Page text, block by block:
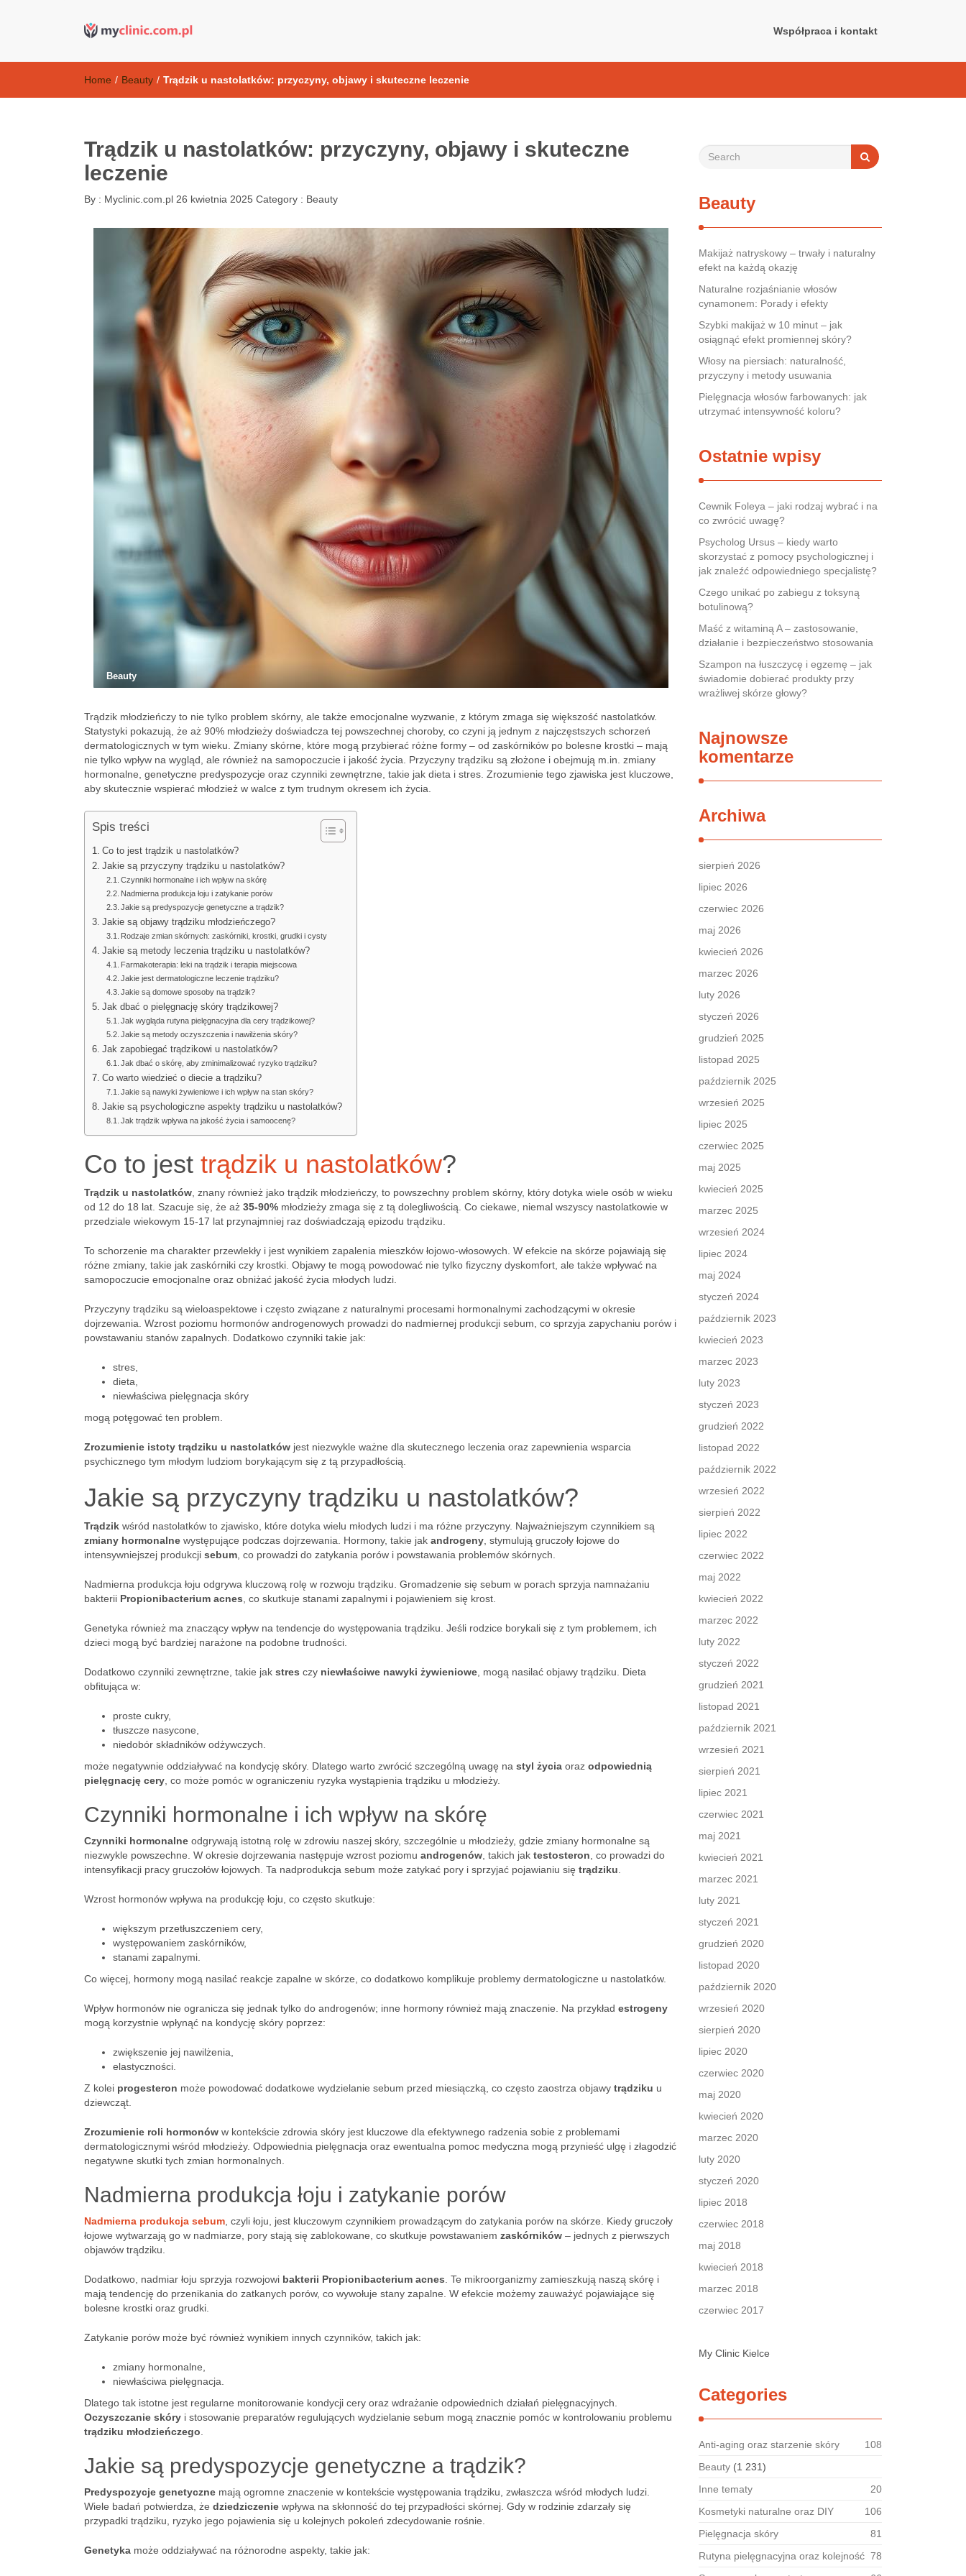
Współpraca i kontakt
Home / Beauty / Trądzik u nastolatków: przyczyny, objawy i skuteczne leczenie
Trądzik u nastolatków: przyczyny, objawy i skuteczne
leczenie
By : Myclinic.com.pl 26 kwietnia 2025 Category : Beauty
Beauty
Trądzik młodzieńczy to nie tylko problem skórny, ale także emocjonalne wyzwanie, z którym zmaga się większość nastolatków.
Statystyki pokazują, że aż 90% młodzieży doświadcza tej powszechnej choroby, co czyni ją jednym z najczęstszych schorzeń
dermatologicznych w tym wieku. Zmiany skórne, które mogą przybierać różne formy – od zaskórników po bolesne krostki – mają
nie tylko wpływ na wygląd, ale również na samopoczucie i jakość życia. Przyczyny trądziku są złożone i obejmują m.in. zmiany
hormonalne, genetyczne predyspozycje oraz czynniki zewnętrzne, takie jak dieta i stres. Zrozumienie tego zjawiska jest kluczowe,
aby skutecznie wspierać młodzież w walce z tym trudnym okresem ich życia.
Spis treści
Co to jest trądzik u nastolatków?
Jakie są przyczyny trądziku u nastolatków?
Czynniki hormonalne i ich wpływ na skórę
Nadmierna produkcja łoju i zatykanie porów
Jakie są predyspozycje genetyczne a trądzik?
Jakie są objawy trądziku młodzieńczego?
Rodzaje zmian skórnych: zaskórniki, krostki, grudki i cysty
Jakie są metody leczenia trądziku u nastolatków?
Farmakoterapia: leki na trądzik i terapia miejscowa
Jakie jest dermatologiczne leczenie trądziku?
Jakie są domowe sposoby na trądzik?
Jak dbać o pielęgnację skóry trądzikowej?
Jak wygląda rutyna pielęgnacyjna dla cery trądzikowej?
Jakie są metody oczyszczenia i nawilżenia skóry?
Jak zapobiegać trądzikowi u nastolatków?
Jak dbać o skórę, aby zminimalizować ryzyko trądziku?
Co warto wiedzieć o diecie a trądziku?
Jakie są nawyki żywieniowe i ich wpływ na stan skóry?
Jakie są psychologiczne aspekty trądziku u nastolatków?
Jak trądzik wpływa na jakość życia i samoocenę?
Co to jest trądzik u nastolatków?
Trądzik u nastolatków , znany również jako trądzik młodzieńczy, to powszechny problem skórny, który dotyka wiele osób w wieku
od 12 do 18 lat. Szacuje się, że aż 35-90% młodzieży zmaga się z tą dolegliwością. Co ciekawe, niemal wszyscy nastolatkowie w
przedziale wiekowym 15-17 lat przynajmniej raz doświadczają epizodu trądziku.
To schorzenie ma charakter przewlekły i jest wynikiem zapalenia mieszków łojowo-włosowych. W efekcie na skórze pojawiają się
różne zmiany, takie jak zaskórniki czy krostki. Objawy te mogą powodować nie tylko fizyczny dyskomfort, ale także wpływać na
samopoczucie emocjonalne oraz obniżać jakość życia młodych ludzi.
Przyczyny trądziku są wieloaspektowe i często związane z naturalnymi procesami hormonalnymi zachodzącymi w okresie
dojrzewania. Wzrost poziomu hormonów androgenowych prowadzi do nadmiernej produkcji sebum, co sprzyja zapychaniu porów i
powstawaniu stanów zapalnych. Dodatkowo czynniki takie jak:
stres,
dieta,
niewłaściwa pielęgnacja skóry
mogą potęgować ten problem.
Zrozumienie istoty trądziku u nastolatków jest niezwykle ważne dla skutecznego leczenia oraz zapewnienia wsparcia
psychicznego tym młodym ludziom borykającym się z tą przypadłością.
Jakie są przyczyny trądziku u nastolatków?
Trądzik wśród nastolatków to zjawisko, które dotyka wielu młodych ludzi i ma różne przyczyny. Najważniejszym czynnikiem są
zmiany hormonalne występujące podczas dojrzewania. Hormony, takie jak androgeny , stymulują gruczoły łojowe do
intensywniejszej produkcji sebum , co prowadzi do zatykania porów i powstawania problemów skórnych.
Nadmierna produkcja łoju odgrywa kluczową rolę w rozwoju trądziku. Gromadzenie się sebum w porach sprzyja namnażaniu
bakterii Propionibacterium acnes , co skutkuje stanami zapalnymi i pojawieniem się krost.
Genetyka również ma znaczący wpływ na tendencje do występowania trądziku. Jeśli rodzice borykali się z tym problemem, ich
dzieci mogą być bardziej narażone na podobne trudności.
Dodatkowo czynniki zewnętrzne, takie jak stres czy niewłaściwe nawyki żywieniowe , mogą nasilać objawy trądziku. Dieta
obfitująca w:
proste cukry,
tłuszcze nasycone,
niedobór składników odżywczych.
może negatywnie oddziaływać na kondycję skóry. Dlatego warto zwrócić szczególną uwagę na styl życia oraz odpowiednią
pielęgnację cery , co może pomóc w ograniczeniu ryzyka wystąpienia trądziku u młodzieży.
Czynniki hormonalne i ich wpływ na skórę
Czynniki hormonalne odgrywają istotną rolę w zdrowiu naszej skóry, szczególnie u młodzieży, gdzie zmiany hormonalne są
niezwykle powszechne. W okresie dojrzewania następuje wzrost poziomu androgenów , takich jak testosteron , co prowadzi do
intensyfikacji pracy gruczołów łojowych. Ta nadprodukcja sebum może zatykać pory i sprzyjać pojawianiu się trądziku
Wzrost hormonów wpływa na produkcję łoju, co często skutkuje:
większym przetłuszczeniem cery,
występowaniem zaskórników,
stanami zapalnymi.
Co więcej, hormony mogą nasilać reakcje zapalne w skórze, co dodatkowo komplikuje problemy dermatologiczne u nastolatków.
Wpływ hormonów nie ogranicza się jednak tylko do androgenów; inne hormony również mają znaczenie. Na przykład estrogeny
mogą korzystnie wpłynąć na kondycję skóry poprzez:
zwiększenie jej nawilżenia,
elastyczności.
Z kolei progesteron może powodować dodatkowe wydzielanie sebum przed miesiączką, co często zaostrza objawy trądziku u
dziewcząt.
Zrozumienie roli hormonów w kontekście zdrowia skóry jest kluczowe dla efektywnego radzenia sobie z problemami
dermatologicznymi wśród młodzieży. Odpowiednia pielęgnacja oraz ewentualna pomoc medyczna mogą przynieść ulgę i złagodzić
negatywne skutki tych zmian hormonalnych.
Nadmierna produkcja łoju i zatykanie porów
Nadmierna produkcja sebum , czyli łoju, jest kluczowym czynnikiem prowadzącym do zatykania porów na skórze. Kiedy gruczoły
łojowe wytwarzają go w nadmiarze, pory stają się zablokowane, co skutkuje powstawaniem zaskórników – jednych z pierwszych
objawów trądziku.
Dodatkowo, nadmiar łoju sprzyja rozwojowi bakterii Propionibacterium acnes . Te mikroorganizmy zamieszkują naszą skórę i
mają tendencję do przenikania do zatkanych porów, co wywołuje stany zapalne. W efekcie możemy zauważyć pojawiające się
bolesne krostki oraz grudki.
Zatykanie porów może być również wynikiem innych czynników, takich jak:
zmiany hormonalne,
niewłaściwa pielęgnacja.
Dlatego tak istotne jest regularne monitorowanie kondycji cery oraz wdrażanie odpowiednich działań pielęgnacyjnych.
Oczyszczanie skóry i stosowanie preparatów regulujących wydzielanie sebum mogą znacznie pomóc w kontrolowaniu problemu
trądziku młodzieńczego
Jakie są predyspozycje genetyczne a trądzik?
Predyspozycje genetyczne mają ogromne znaczenie w kontekście występowania trądziku, zwłaszcza wśród młodych ludzi.
Wiele badań potwierdza, że dziedziczenie wpływa na skłonność do tej przypadłości skórnej. Gdy w rodzinie zdarzały się
przypadki trądziku, ryzyko jego pojawienia się u kolejnych pokoleń zdecydowanie rośnie.
Genetyka może oddziaływać na różnorodne aspekty, takie jak:
Beauty
Makijaż natryskowy – trwały i naturalny
efekt na każdą okazję
Naturalne rozjaśnianie włosów
cynamonem: Porady i efekty
Szybki makijaż w 10 minut – jak
osiągnąć efekt promiennej skóry?
Włosy na piersiach: naturalność,
przyczyny i metody usuwania
Pielęgnacja włosów farbowanych: jak
utrzymać intensywność koloru?
Ostatnie wpisy
Cewnik Foleya – jaki rodzaj wybrać i na
co zwrócić uwagę?
Psycholog Ursus – kiedy warto
skorzystać z pomocy psychologicznej i
jak znaleźć odpowiedniego specjalistę?
Czego unikać po zabiegu z toksyną
botulinową?
Maść z witaminą A – zastosowanie,
działanie i bezpieczeństwo stosowania
Szampon na łuszczycę i egzemę – jak
świadomie dobierać produkty przy
wrażliwej skórze głowy?
Najnowsze
komentarze
Archiwa
sierpień 2026
lipiec 2026
czerwiec 2026
maj 2026
kwiecień 2026
marzec 2026
luty 2026
styczeń 2026
grudzień 2025
listopad 2025
październik 2025
wrzesień 2025
lipiec 2025
czerwiec 2025
maj 2025
kwiecień 2025
marzec 2025
wrzesień 2024
lipiec 2024
maj 2024
styczeń 2024
październik 2023
kwiecień 2023
marzec 2023
luty 2023
styczeń 2023
grudzień 2022
listopad 2022
październik 2022
wrzesień 2022
sierpień 2022
lipiec 2022
czerwiec 2022
maj 2022
kwiecień 2022
marzec 2022
luty 2022
styczeń 2022
grudzień 2021
listopad 2021
październik 2021
wrzesień 2021
sierpień 2021
lipiec 2021
czerwiec 2021
maj 2021
kwiecień 2021
marzec 2021
luty 2021
styczeń 2021
grudzień 2020
listopad 2020
październik 2020
wrzesień 2020
sierpień 2020
lipiec 2020
czerwiec 2020
maj 2020
kwiecień 2020
marzec 2020
luty 2020
styczeń 2020
lipiec 2018
czerwiec 2018
maj 2018
kwiecień 2018
marzec 2018
czerwiec 2017
My Clinic Kielce
Categories
Anti-aging oraz starzenie skóry
108
Beauty (1 231)
Inne tematy
20
Kosmetyki naturalne oraz DIY
106
Pielęgnacja skóry
81
Rutyna pielęgnacyjna oraz kolejność 78